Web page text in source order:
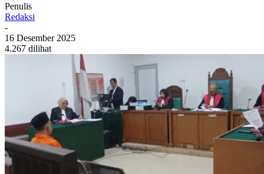
Penulis
Redaksi
-
16 Desember 2025
4.267 dilihat